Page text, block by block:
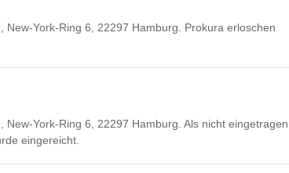
New-York-Ring 6, 22297 Hamburg. Prokura erloschen
New-York-Ring 6, 22297 Hamburg. Als nicht eingetragen
eingereicht.